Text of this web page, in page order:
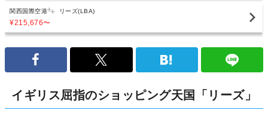
関西国際空港 リーズ(LBA)
¥215,676〜
イギリス屈指のショッピング天国「リーズ」